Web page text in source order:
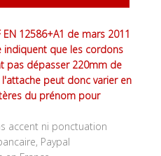
12586+A1 de mars 2011
indiquent que les cordons
pas dépasser 220mm de
peut donc varier en
du prénom pour
accent ni ponctuation
Paypal